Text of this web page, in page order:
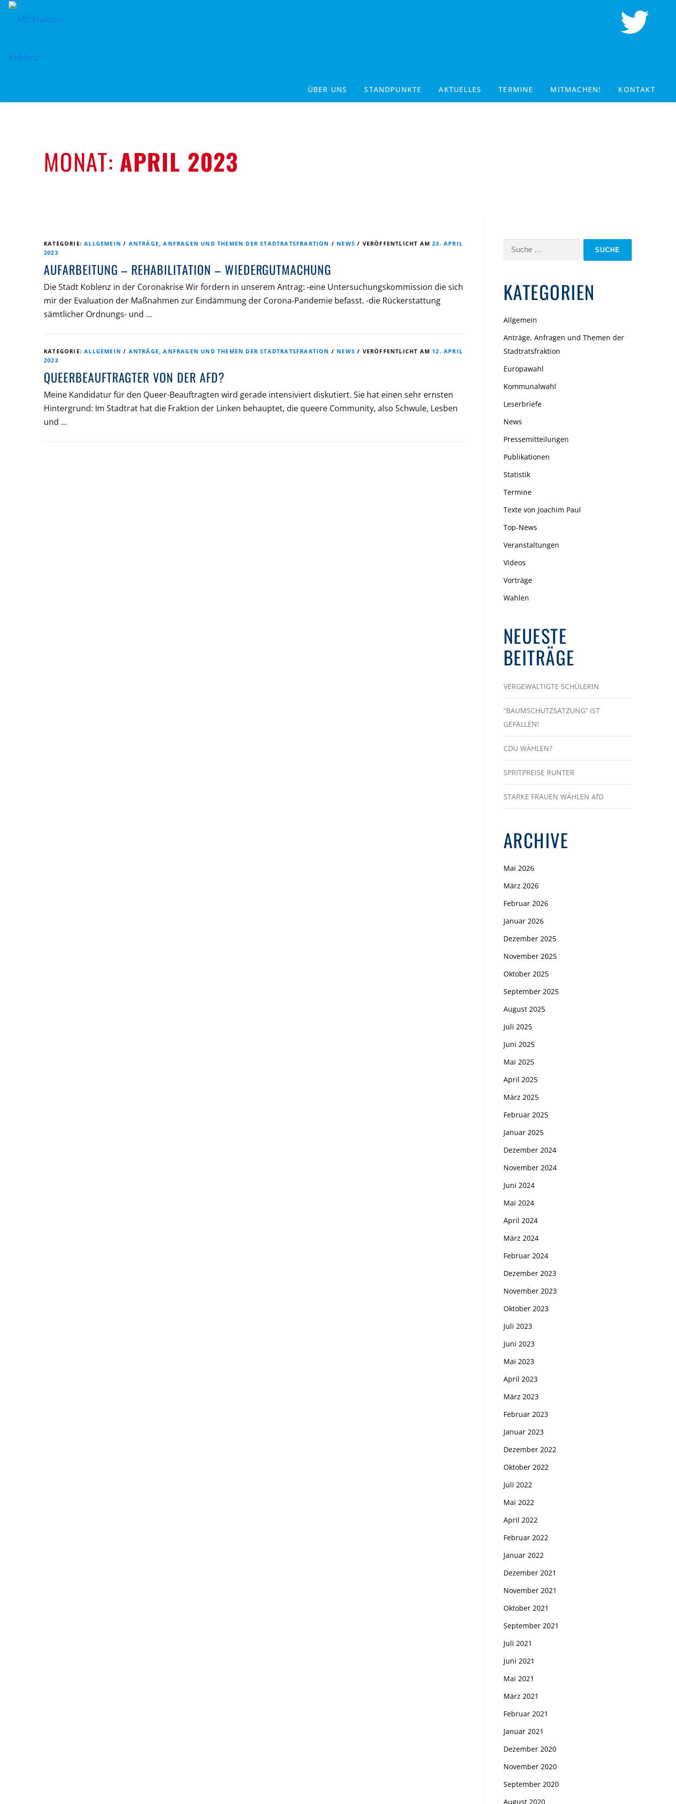
Zum
Inhalt
ÜBER UNS STANDPUNKTE AKTUELLES TERMINE MITMACHEN! KONTAKT
MONAT: APRIL 2023
KATEGORIE:ALLGEMEIN / ANTRÄGE, ANFRAGEN UND THEMEN DER STADTRATSFRAKTION / NEWS / VERÖFFENTLICHT AM23. APRIL
2023
AUFARBEITUNG – REHABILITATION – WIEDERGUTMACHUNG
Die Stadt Koblenz in der Coronakrise Wir fordern in unserem Antrag: -eine Untersuchungskommission die sich
mir der Evaluation der Maßnahmen zur Eindämmung der Corona-Pandemie befasst. -die Rückerstattung
sämtlicher Ordnungs- und …
KATEGORIE:ALLGEMEIN / ANTRÄGE, ANFRAGEN UND THEMEN DER STADTRATSFRAKTION / NEWS / VERÖFFENTLICHT AM 12. APRIL
2023
QUEERBEAUFTRAGTER VON DER AFD?
Meine Kandidatur für den Queer-Beauftragten wird gerade intensiviert diskutiert. Sie hat einen sehr ernsten
Hintergrund: Im Stadtrat hat die Fraktion der Linken behauptet, die queere Community, also Schwule, Lesben
und …
Suche
KATEGORIEN
Allgemein
Anträge, Anfragen und Themen der
Stadtratsfraktion
Europawahl
Kommunalwahl
Leserbriefe
News
Pressemitteilungen
Publikationen
Statistik
Termine
Texte von Joachim Paul
Top-News
Veranstaltungen
Videos
Vorträge
Wahlen
NEUESTE
BEITRÄGE
VERGEWALTIGTE SCHÜLERIN
“BAUMSCHUTZSATZUNG” IST
GEFALLEN!
CDU WÄHLEN?
SPRITPREISE RUNTER
STARKE FRAUEN WÄHLEN AfD
ARCHIVE
Mai 2026
März 2026
Februar 2026
Januar 2026
Dezember 2025
November 2025
Oktober 2025
September 2025
August 2025
Juli 2025
Juni 2025
Mai 2025
April 2025
März 2025
Februar 2025
Januar 2025
Dezember 2024
November 2024
Juni 2024
Mai 2024
April 2024
März 2024
Februar 2024
Dezember 2023
November 2023
Oktober 2023
Juli 2023
Juni 2023
Mai 2023
April 2023
März 2023
Februar 2023
Januar 2023
Dezember 2022
Oktober 2022
Juli 2022
Mai 2022
April 2022
Februar 2022
Januar 2022
Dezember 2021
November 2021
Oktober 2021
September 2021
Juli 2021
Juni 2021
Mai 2021
März 2021
Februar 2021
Januar 2021
Dezember 2020
November 2020
September 2020
August 2020